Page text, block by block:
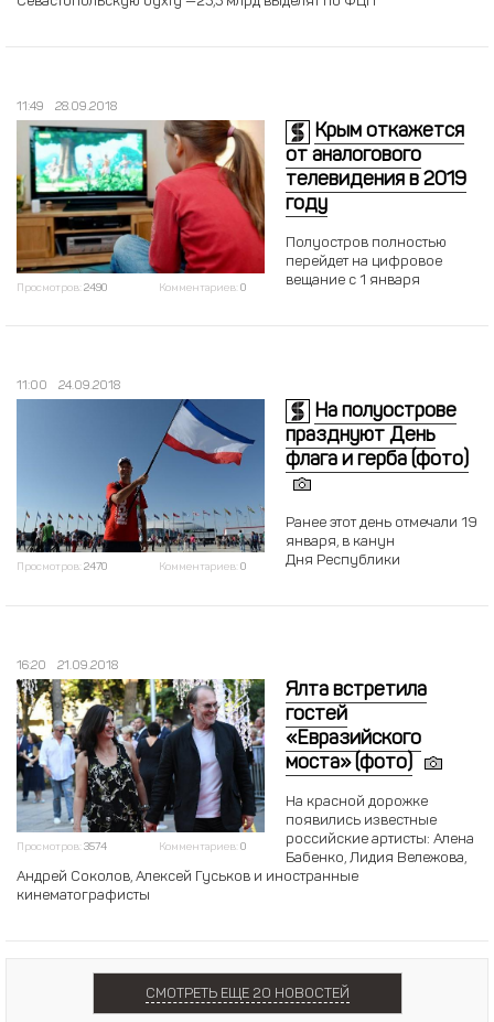
11:49 28.09.2018
Просмотров: 2490 Комментариев: 0
Крым откажется
от аналогового
телевидения в 2019
году
Полуостров полностью
перейдет на цифровое
вещание с 1 января
11:00 24.09.2018
Просмотров: 2470 Комментариев: 0
На полуострове
празднуют День
флага и герба (фото)
Ранее этот день отмечали 19
января, в канун
Дня Республики
16:20 21.09.2018
Просмотров: 3574 Комментариев: 0
Ялта встретила
гостей
«Евразийского
моста» (фото)
На красной дорожке
появились известные
российские артисты: Алена
Бабенко, Лидия Вележова,
Андрей Соколов, Алексей Гуськов и иностранные
кинематографисты
СМОТРЕТЬ ЕЩЕ 20 НОВОСТЕЙ